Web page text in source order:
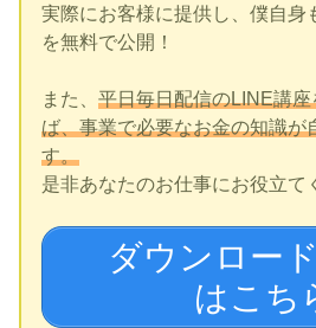
実際にお客様に提供し、僕自身
を無料で公開！
また、平日毎日配信のLINE講
ば、事業で必要なお金の知識が
す。
是非あなたのお仕事にお役立て
ダウンロー
はこち